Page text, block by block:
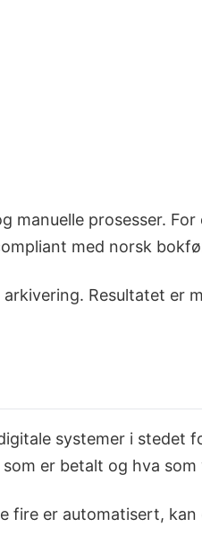
manuelle prosesser.
med norsk
Resultatet er
systemer i stedet
er betalt og hva som
er automatisert, kan